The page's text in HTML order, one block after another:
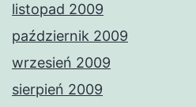
listopad 2009
październik 2009
wrzesień 2009
sierpień 2009